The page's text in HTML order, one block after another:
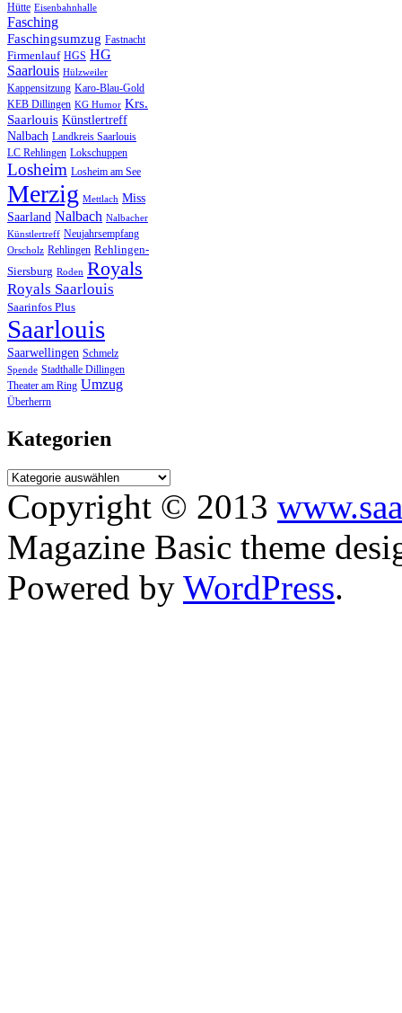
Hütte Eisenbahnhalle
Fasching
Faschingsumzug Fastnacht
Firmenlauf HGS HG
Saarlouis Hülzweiler
Kappensitzung Karo-Blau-Gold
KEB Dillingen KG Humor Krs.
Saarlouis Künstlertreff
Nalbach Landkreis Saarlouis
LC Rehlingen Lokschuppen
Losheim Losheim am See
Merzig Mettlach Miss
Saarland Nalbach Nalbacher
Künstlertreff Neujahrsempfang
Orscholz Rehlingen Rehlingen-
Siersburg Roden Royals
Royals Saarlouis
Saarinfos Plus
Saarlouis
Saarwellingen Schmelz
Spende Stadthalle Dillingen
Theater am Ring Umzug
Überherrn
Kategorien
Copyright © 2013
Magazine Basic theme
Powered by WordPress.